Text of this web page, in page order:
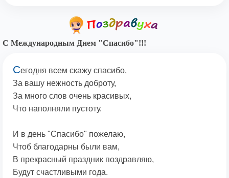
С Международным Днем "Спасибо"!!!
Сегодня всем скажу спасибо,
За вашу нежность доброту,
За много слов очень красивых,
Что наполняли пустоту.
И в день "Спасибо" пожелаю,
Чтоб благодарны были вам,
В прекрасный праздник поздравляю,
Будут счастливыми года.